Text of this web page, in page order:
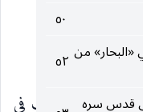
٥٠
من ٥٢
قدس سره